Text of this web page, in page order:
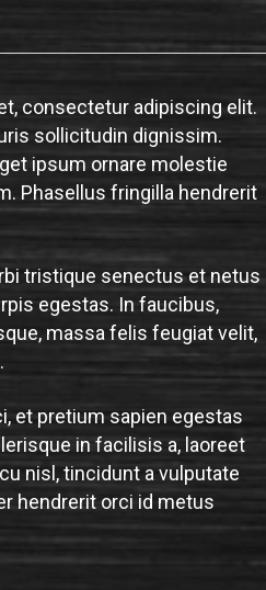
consectetur adipiscing elit.
sollicitudin dignissim.
ipsum ornare molestie
Phasellus fringilla hendrerit
tristique senectus et netus
egestas. In faucibus,
massa felis feugiat velit,
et pretium sapien egestas
in facilisis a, laoreet
nisl, tincidunt a vulputate
hendrerit orci id metus